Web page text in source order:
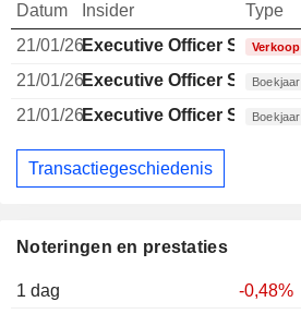
Noteringen en prestaties
1 dag
-0,48%
Datum Insider Type
21/01/26Executive Officer SwissVerkoop
21/01/26Executive Officer SwissBoekjaar
21/01/26Executive Officer SwissBoekjaar
Transactiegeschiedenis